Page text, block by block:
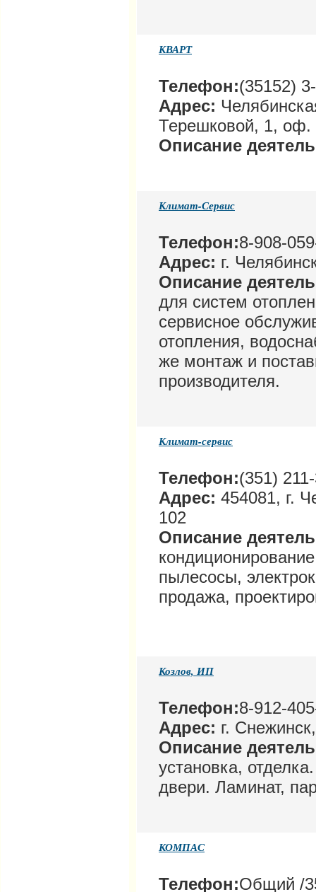
КВАРТ
Телефон:(35152)
Адрес:
Терешковой, 1, оф.
Описание
Климат-Сервис
Телефон:8-908-
Адрес: г.
Описание
для систем
сервисное
отопления,
же монтаж и
производителя.
Климат-сервис
Телефон:(351)
Адрес: 454081, г.
102
Описание
пылесосы,
продажа,
Козлов, ИП
Телефон:8-912-
Адрес: г.
Описание
установка,
двери. Ламинат,
КОМПАС
Телефон:Общий /